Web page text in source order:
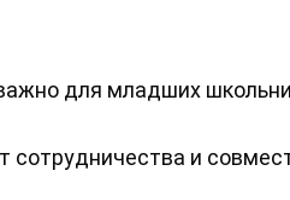
для младших
сотрудничества и